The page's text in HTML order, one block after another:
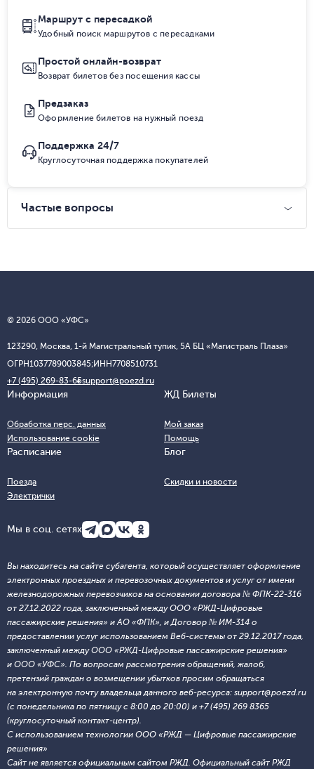
Маршрут с пересадкой
Удобный поиск маршрутов с пересадками
Простой онлайн-возврат
Возврат билетов без посещения кассы
Предзаказ
Оформление билетов на нужный поезд
Поддержка 24/7
Круглосуточная поддержка покупателей
Частые вопросы
© 2026 ООО «УФС»
123290, Москва, 1-й Магистральный тупик, 5А БЦ «Магистраль Плаза»
ОГРН1037789003845;ИНН7708510731
+7 (495) 269-83-65support@poezd.ru
Информация
Обработка перс. данных
Использование cookie
ЖД Билеты
Мой заказ
Помощь
Расписание
Поезда
Электрички
Блог
Скидки и новости
Мы в соц. сетях
Вы находитесь на сайте субагента, который осуществляет оформление
электронных проездных и перевозочных документов и услуг от имени
железнодорожных перевозчиков на основании договора № ФПК-22-316
от 27.12.2022 года, заключенный между ООО «РЖД-Цифровые
пассажирские решения» и АО «ФПК», и Договор № ИМ-314 о
предоставлении услуг использованием Веб-системы от 29.12.2017 года,
заключенный между ООО «РЖД-Цифровые пассажирские решения»
и ООО «УФС». По вопросам рассмотрения обращений, жалоб,
претензий граждан о возмещении убытков просим обращаться
на электронную почту владельца данного веб-ресурса: support@poezd.ru
(с понедельника по пятницу с 8:00 до 20:00) и +7 (495) 269 8365
(круглосуточный контакт-центр).
С использованием технологии ООО «РЖД — Цифровые пассажирские
решения»
Сайт не является официальным сайтом РЖД. Официальный сайт РЖД